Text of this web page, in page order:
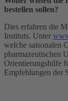
bestellen sollen?
Dies erfahren die
Instituts. Unter
welche saisonalen
pharmazeutischen
Orientierungshilfe
Empfehlungen der